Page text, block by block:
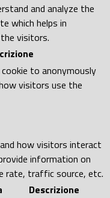
and analyze the
which helps in
visitors.
to anonymously
visitors use the
how visitors interact
information on
rate, traffic source, etc.
Descrizione